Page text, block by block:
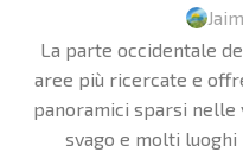
La parte occidentale
aree più ricercate e
panoramici sparsi nelle
svago e molti